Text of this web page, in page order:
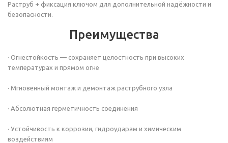
Раструб + фиксация ключом для дополнительной надёжности и
безопасности.
Преимущества
· Огнестойкость — сохраняет целостность при высоких
температурах и прямом огне
· Мгновенный монтаж и демонтаж раструбного узла
· Абсолютная герметичность соединения
· Устойчивость к коррозии, гидроударам и химическим
воздействиям